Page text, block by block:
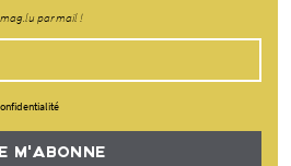
par mail !
M'ABONNE